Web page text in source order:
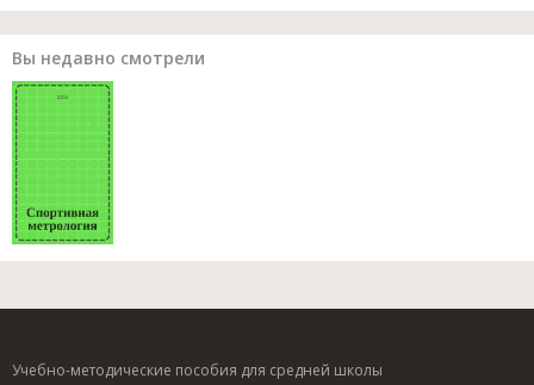
Вы недавно смотрели
Учебно-методические пособия для средней школы